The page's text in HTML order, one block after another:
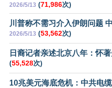
2026/5/13 (71,986次)
川普称不需习介入伊朗问题
2026/5/13 (53,562次)
日裔记者亲述北京八年：怀
(55,528次)
10兆美元海底危机：中共电